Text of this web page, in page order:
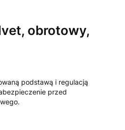
obrotowy,
podstawą i regulacją
przed